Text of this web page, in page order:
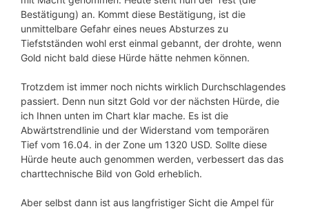
Bestätigung) an. Kommt diese Bestätigung, ist die
unmittelbare Gefahr eines neues Absturzes zu
Tiefstständen wohl erst einmal gebannt, der drohte, wenn
Gold nicht bald diese Hürde hätte nehmen können.
Trotzdem ist immer noch nichts wirklich Durchschlagendes
passiert. Denn nun sitzt Gold vor der nächsten Hürde, die
ich Ihnen unten im Chart klar mache. Es ist die
Abwärtstrendlinie und der Widerstand vom temporären
Tief vom 16.04. in der Zone um 1320 USD. Sollte diese
Hürde heute auch genommen werden, verbessert das das
charttechnische Bild von Gold erheblich.
Aber selbst dann ist aus langfristiger Sicht die Ampel für